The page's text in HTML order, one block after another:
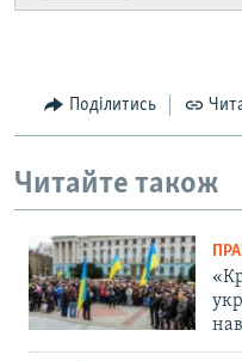
Поділитись
Читайте також